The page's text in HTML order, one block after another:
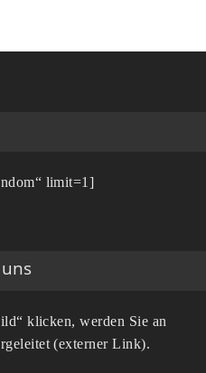
limit=1]
klicken, werden Sie an
(externer Link).